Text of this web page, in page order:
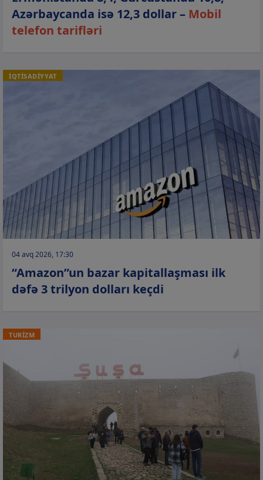
Azərbaycanda isə 12,3 dollar – Mobil
telefon tarifləri
İQTİSADİYYAT
04 avq 2026, 17:30
“Amazon”un bazar kapitallaşması ilk
dəfə 3 trilyon dolları keçdi
TURİZM